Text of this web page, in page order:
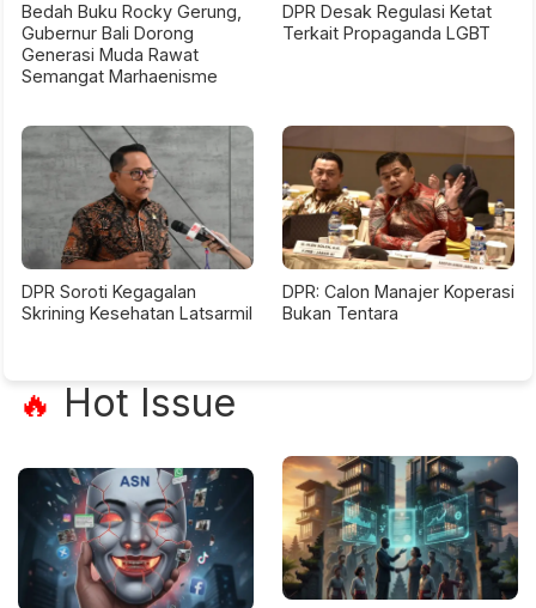
Bedah Buku Rocky Gerung,
Gubernur Bali Dorong
Generasi Muda Rawat
Semangat Marhaenisme
DPR Desak Regulasi Ketat
Terkait Propaganda LGBT
DPR Soroti Kegagalan
Skrining Kesehatan Latsarmil
DPR: Calon Manajer Koperasi
Bukan Tentara
🔥 Hot Issue